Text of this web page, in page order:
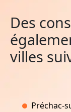
Des
villes
Préchac-